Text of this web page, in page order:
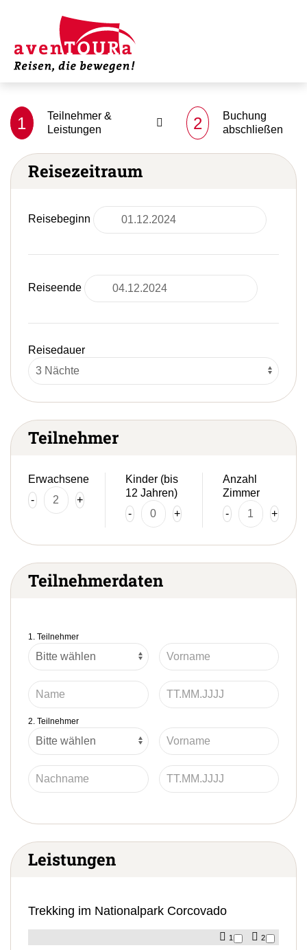
1
Teilnehmer &
Leistungen
2
Buchung
abschließen
Reisezeitraum
Reisebeginn
Reiseende
Reisedauer
Teilnehmer
Erwachsene
-
+
Kinder (bis
12 Jahren)
-
+
Anzahl
Zimmer
-
+
Teilnehmerdaten
1. Teilnehmer
2. Teilnehmer
Leistungen
Trekking im Nationalpark Corcovado
1 2